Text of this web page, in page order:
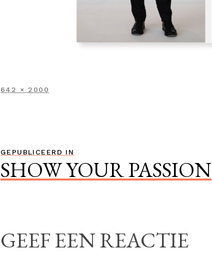
VOLLEDIGE
642 × 2000
Bericht
navigatie
GEPUBLICEERD IN
SHOW YOUR PASSION
GEEF EEN REACTIE